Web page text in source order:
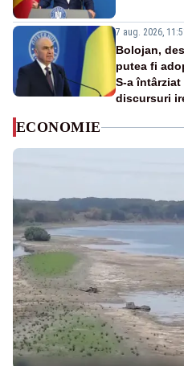
7 aug. 2026,
Bolojan,
putea fi
S-a
discursuri
ECONOMIE